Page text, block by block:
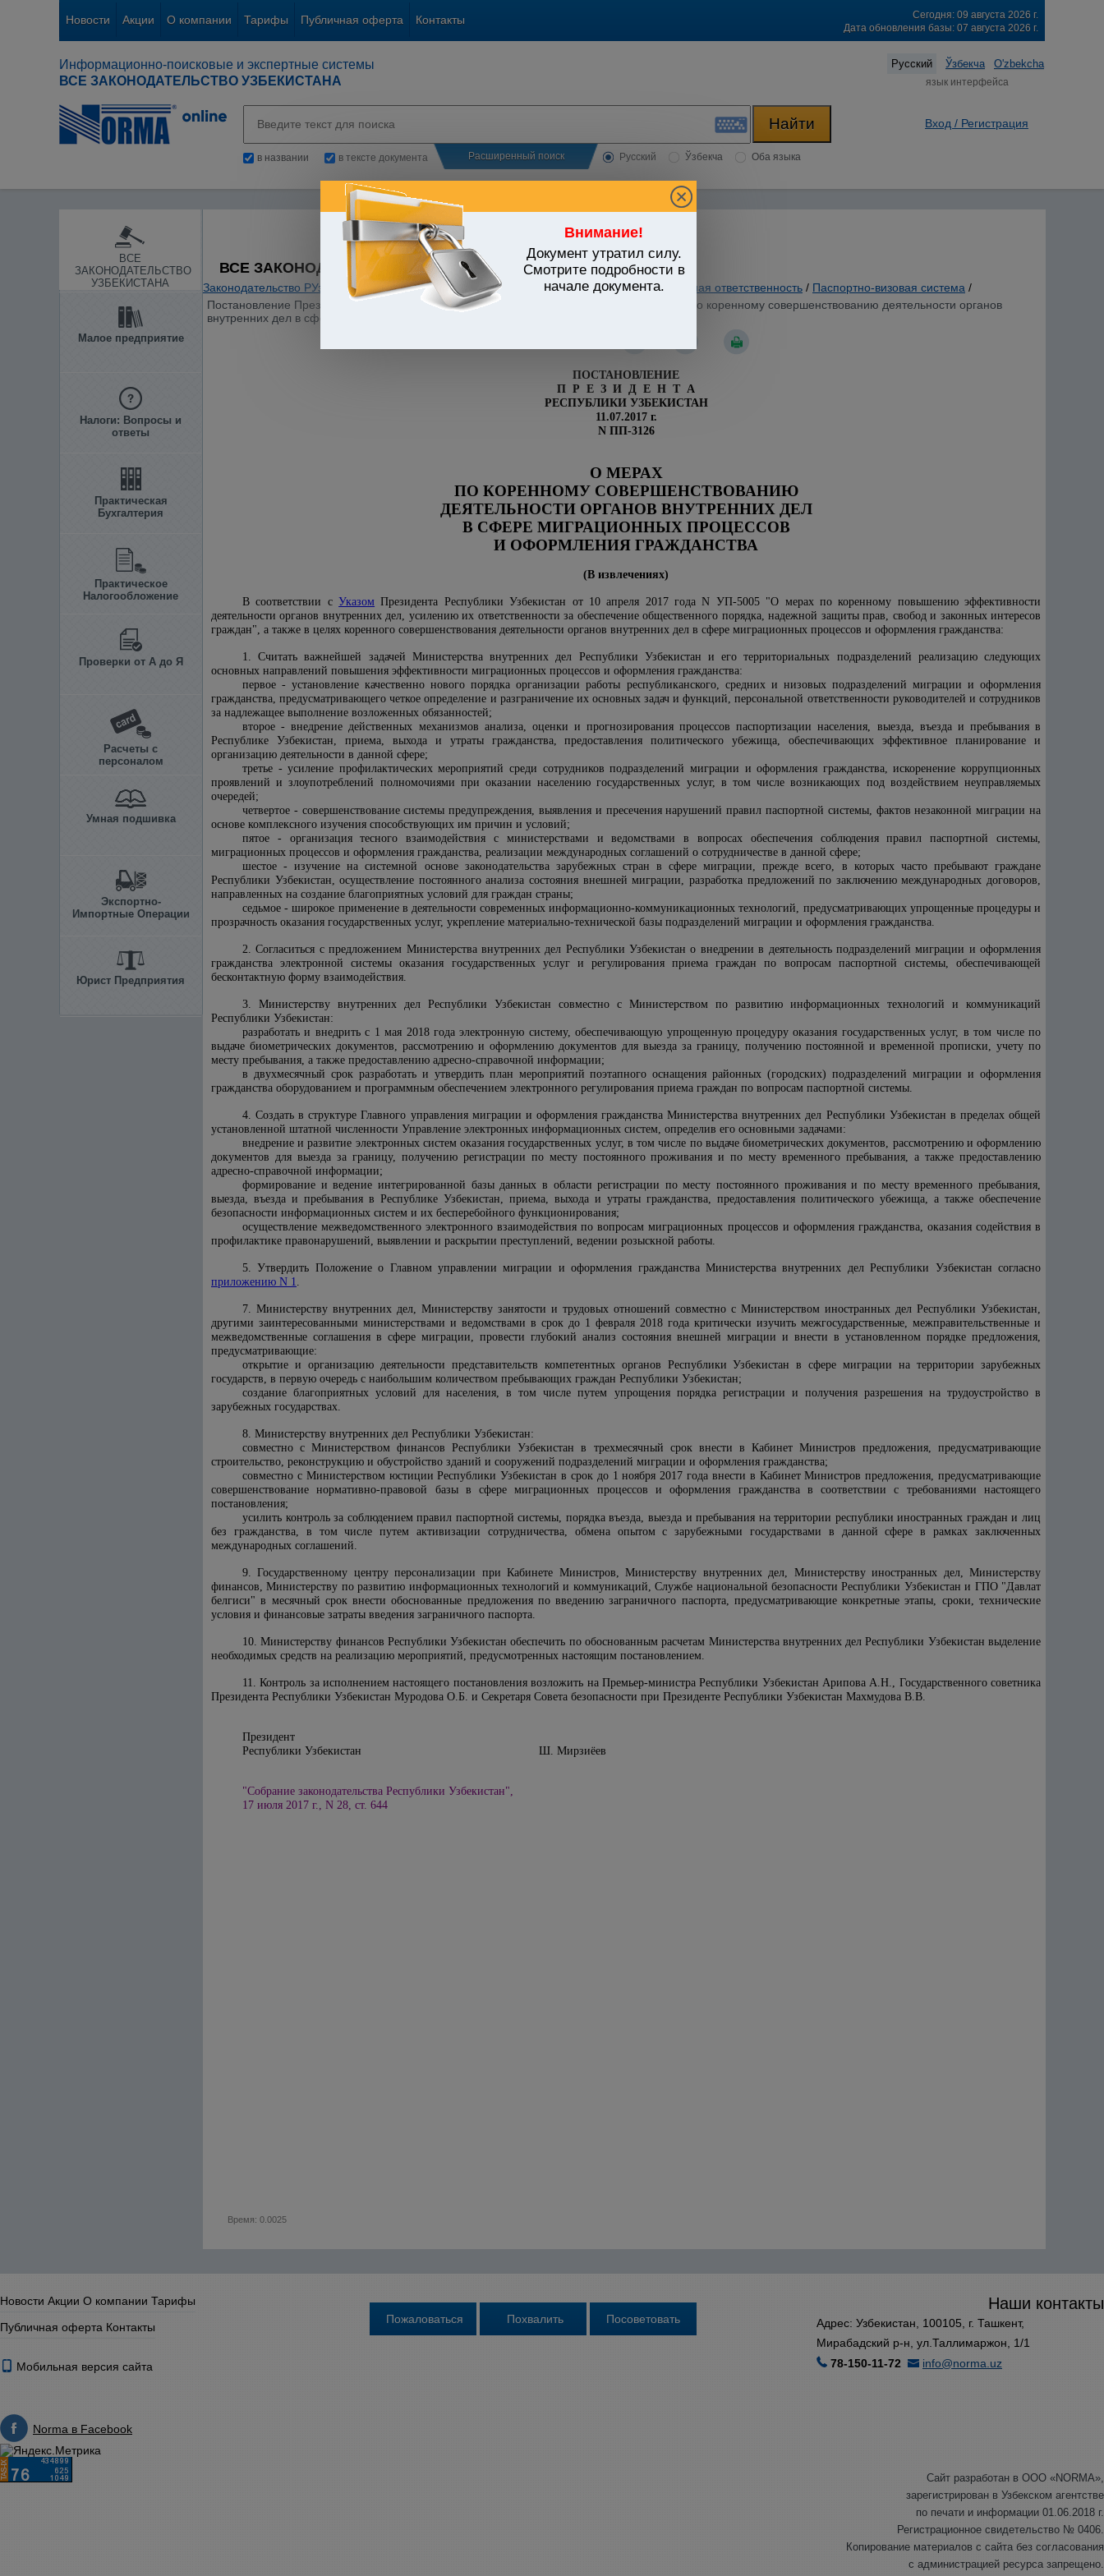
Новости Акции О компании Тарифы Публичная оферта Контакты
Сегодня: 09 августа 2026 г.
Дата обновления базы: 07 августа 2026 г.
Информационно-поисковые и экспертные системы
ВСЕ ЗАКОНОДАТЕЛЬСТВО УЗБЕКИСТАНА
Русский Ўзбекча O'zbekcha
язык интерфейса
в названии в тексте документа Расширенный поиск Русский Ўзбекча Оба языка
Вход / Регистрация
ВСЕ
ЗАКОНОДАТЕЛЬСТВО
УЗБЕКИСТАНА
Малое предприятие
Налоги: Вопросы и
ответы
Практическая
Бухгалтерия
Практическое
Налогообложение
Проверки от А до Я
Расчеты с
персоналом
Умная подшивка
Экспортно-
Импортные Операции
Юрист Предприятия
Внимание!
Документ утратил силу.
Смотрите подробности в
начале документа.
ВСЕ ЗАКОНОДАТЕЛЬСТВО УЗБЕКИСТАНА
Законодательство РУз Охрана правопорядка. Безопасность. Административная и уголовная ответственность / Паспортно-визовая система /
Постановление Президента Республики Узбекистан от 11.07.2017 г. N ПП-3126 "О мерах по коренному совершенствованию деятельности органов
внутренних дел в сфере миграционных процессов и оформления гражданства"
ПОСТАНОВЛЕНИЕ
П Р Е З И Д Е Н Т А
РЕСПУБЛИКИ УЗБЕКИСТАН
11.07.2017 г.
N ПП-3126
О МЕРАХ
ПО КОРЕННОМУ СОВЕРШЕНСТВОВАНИЮ
ДЕЯТЕЛЬНОСТИ ОРГАНОВ ВНУТРЕННИХ ДЕЛ
В СФЕРЕ МИГРАЦИОННЫХ ПРОЦЕССОВ
И ОФОРМЛЕНИЯ ГРАЖДАНСТВА
(В извлечениях)
В соответствии сУказом Президента Республики Узбекистан от 10 апреля 2017 года N УП-5005 "О мерах по коренному повышению эффективности
деятельности органов внутренних дел, усилению их ответственности за обеспечение общественного порядка, надежной защиты прав, свобод и законных интересов
граждан", а также в целях коренного совершенствования деятельности органов внутренних дел в сфере миграционных процессов и оформления гражданства:
1. Считать важнейшей задачей Министерства внутренних дел Республики Узбекистан и его территориальных подразделений реализацию следующих
основных направлений повышения эффективности миграционных процессов и оформления гражданства:
первое - установление качественно нового порядка организации работы республиканского, средних и низовых подразделений миграции и оформления
гражданства, предусматривающего четкое определение и разграничение их основных задач и функций, персональной ответственности руководителей и сотрудников
за надлежащее выполнение возложенных обязанностей;
второе - внедрение действенных механизмов анализа, оценки и прогнозирования процессов паспортизации населения, выезда, въезда и пребывания в
Республике Узбекистан, приема, выхода и утраты гражданства, предоставления политического убежища, обеспечивающих эффективное планирование и
организацию деятельности в данной сфере;
третье - усиление профилактических мероприятий среди сотрудников подразделений миграции и оформления гражданства, искоренение коррупционных
проявлений и злоупотреблений полномочиями при оказании населению государственных услуг, в том числе возникающих под воздействием неуправляемых
очередей;
четвертое - совершенствование системы предупреждения, выявления и пресечения нарушений правил паспортной системы, фактов незаконной миграции на
основе комплексного изучения способствующих им причин и условий;
пятое - организация тесного взаимодействия с министерствами и ведомствами в вопросах обеспечения соблюдения правил паспортной системы,
миграционных процессов и оформления гражданства, реализации международных соглашений о сотрудничестве в данной сфере;
шестое - изучение на системной основе законодательства зарубежных стран в сфере миграции, прежде всего, в которых часто пребывают граждане
Республики Узбекистан, осуществление постоянного анализа состояния внешней миграции, разработка предложений по заключению международных договоров,
направленных на создание благоприятных условий для граждан страны;
седьмое - широкое применение в деятельности современных информационно-коммуникационных технологий, предусматривающих упрощенные процедуры и
прозрачность оказания государственных услуг, укрепление материально-технической базы подразделений миграции и оформления гражданства.
2. Согласиться с предложением Министерства внутренних дел Республики Узбекистан о внедрении в деятельность подразделений миграции и оформления
гражданства электронной системы оказания государственных услуг и регулирования приема граждан по вопросам паспортной системы, обеспечивающей
бесконтактную форму взаимодействия.
3. Министерству внутренних дел Республики Узбекистан совместно с Министерством по развитию информационных технологий и коммуникаций
Республики Узбекистан:
разработать и внедрить с 1 мая 2018 года электронную систему, обеспечивающую упрощенную процедуру оказания государственных услуг, в том числе по
выдаче биометрических документов, рассмотрению и оформлению документов для выезда за границу, получению постоянной и временной прописки, учету по
месту пребывания, а также предоставлению адресно-справочной информации;
в двухмесячный срок разработать и утвердить план мероприятий поэтапного оснащения районных (городских) подразделений миграции и оформления
гражданства оборудованием и программным обеспечением электронного регулирования приема граждан по вопросам паспортной системы.
4. Создать в структуре Главного управления миграции и оформления гражданства Министерства внутренних дел Республики Узбекистан в пределах общей
установленной штатной численности Управление электронных информационных систем, определив его основными задачами:
внедрение и развитие электронных систем оказания государственных услуг, в том числе по выдаче биометрических документов, рассмотрению и оформлению
документов для выезда за границу, получению регистрации по месту постоянного проживания и по месту временного пребывания, а также предоставлению
адресно-справочной информации;
формирование и ведение интегрированной базы данных в областирегистрации по месту постоянного проживания и по месту временного пребывания,
выезда, въезда и пребывания в Республике Узбекистан, приема, выхода и утраты гражданства, предоставления политического убежища, а также обеспечение
безопасности информационных систем и их бесперебойного функционирования;
осуществление межведомственного электронного взаимодействия по вопросам миграционных процессов и оформления гражданства, оказания содействия в
профилактике правонарушений, выявлении и раскрытии преступлений, ведении розыскной работы.
5. Утвердить Положение о Главном управлении миграции и оформления гражданства Министерства внутренних дел Республики Узбекистан согласно
приложению N 1.
7. Министерству внутренних дел, Министерству занятости и трудовых отношений совместно с Министерством иностранных дел Республики Узбекистан,
другими заинтересованными министерствами и ведомствами в срок до 1 февраля 2018 года критически изучить межгосударственные, межправительственные и
межведомственные соглашения в сфере миграции, провести глубокий анализ состояния внешней миграции и внести в установленном порядке предложения,
предусматривающие:
открытие и организацию деятельности представительств компетентных органов Республики Узбекистан в сфере миграции на территории зарубежных
государств, в первую очередь с наибольшим количеством пребывающих граждан Республики Узбекистан;
создание благоприятных условий для населения, в том числе путем упрощения порядка регистрации и получения разрешения на трудоустройство в
зарубежных государствах.
8. Министерству внутренних дел Республики Узбекистан:
совместно с Министерством финансов Республики Узбекистан в трехмесячный срок внести в Кабинет Министров предложения, предусматривающие
строительство, реконструкцию и обустройство зданий и сооружений подразделений миграции и оформления гражданства;
совместно с Министерством юстиции Республики Узбекистан в срок до 1 ноября 2017 года внести в Кабинет Министров предложения, предусматривающие
совершенствование нормативно-правовой базы в сфере миграционных процессов и оформления гражданства в соответствии с требованиями настоящего
постановления;
усилить контроль за соблюдением правил паспортной системы, порядка въезда, выезда и пребывания на территории республики иностранных граждан и лиц
без гражданства, в том числе путем активизации сотрудничества, обмена опытом с зарубежными государствами в данной сфере в рамках заключенных
международных соглашений.
9. Государственному центру персонализации при Кабинете Министров, Министерству внутренних дел, Министерству иностранных дел, Министерству
финансов, Министерству по развитию информационных технологий и коммуникаций, Службе национальной безопасности Республики Узбекистан и ГПО "Давлат
белгиси" в месячный срок внести обоснованные предложения по введению заграничного паспорта, предусматривающие конкретные этапы, сроки, технические
условия и финансовые затраты введения заграничного паспорта.
10. Министерству финансов Республики Узбекистан обеспечить по обоснованным расчетам Министерства внутренних дел Республики Узбекистан выделение
необходимых средств на реализацию мероприятий, предусмотренных настоящим постановлением.
11. Контроль за исполнением настоящего постановления возложить на Премьер-министра Республики Узбекистан Арипова А.Н., Государственного советника
Президента Республики Узбекистан Муродова О.Б. и Секретаря Совета безопасности при Президенте Республики Узбекистан Махмудова В.В.
Президент
Республики Узбекистан Ш. Мирзиёев
"Собрание законодательства Республики Узбекистан",
17 июля 2017 г., N 28, ст. 644
Время: 0.0025
Новости Акции О компании Тарифы
Публичная оферта Контакты
Наши контакты
Адрес: Узбекистан, 100105, г. Ташкент,
Мирабадский р-н, ул.Таллимаржон, 1/1
78-150-11-72
info@norma.uz
Мобильная версия сайта
Norma в Facebook
Сайт разработан в ООО «NORMA»,
зарегистрирован в Узбекском агентстве
по печати и информации 01.06.2018 г.
Регистрационное свидетельство № 0406.
Копирование материалов с сайта без согласования
с администрацией ресурса запрещено.